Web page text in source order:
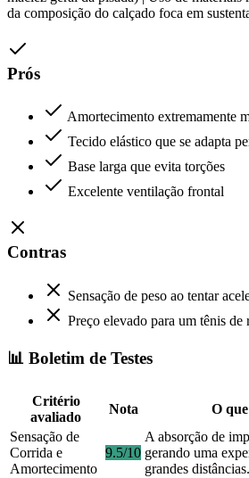
da composição do calçado foca em
Prós
Amortecimento extremamente
Tecido elástico que se adapta
Base larga que evita torções
Excelente ventilação frontal
Contras
Sensação de peso ao tentar
Preço elevado para um tênis de
📊 Boletim de Testes
Critério
avaliado
Nota
O
Sensação de
Corrida e
Amortecimento
9.5/10
A absorção de
gerando uma
grandes distâncias.